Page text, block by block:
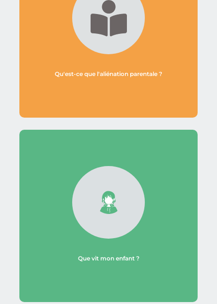
Qu'est-ce que l'aliénation parentale ?
Que vit mon enfant ?